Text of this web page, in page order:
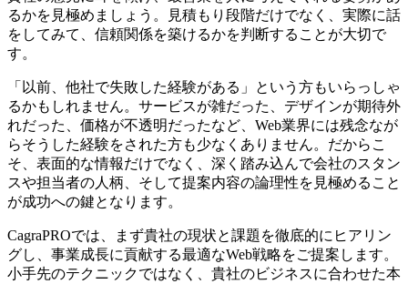
るかを見極めましょう。見積もり段階だけでなく、実際に話
をしてみて、信頼関係を築けるかを判断することが大切で
す。
「以前、他社で失敗した経験がある」という方もいらっしゃ
るかもしれません。サービスが雑だった、デザインが期待外
れだった、価格が不透明だったなど、Web業界には残念なが
らそうした経験をされた方も少なくありません。だからこ
そ、表面的な情報だけでなく、深く踏み込んで会社のスタン
スや担当者の人柄、そして提案内容の論理性を見極めること
が成功への鍵となります。
CagraPROでは、まず貴社の現状と課題を徹底的にヒアリン
グし、事業成長に貢献する最適なWeb戦略をご提案します。
小手先のテクニックではなく、貴社のビジネスに合わせた本